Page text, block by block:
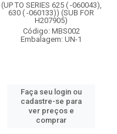
(UP TO SERIES 625 ( -060043),
630 ( -060133)) (SUB FOR
H207905)
Código: MBS002
Embalagem: UN-1
Faça seu login ou
cadastre-se para
ver preços e
comprar